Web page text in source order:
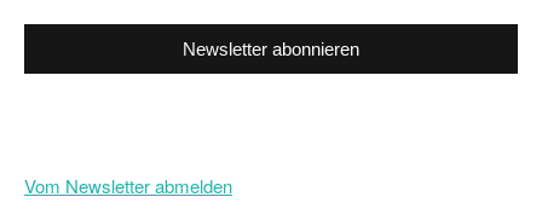
Newsletter abonnieren
Vom Newsletter abmelden